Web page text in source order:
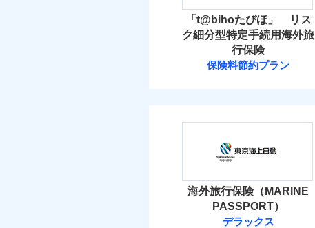
「t@bihoたびほ」 リス
ク細分型特定手続用海外旅
行保険
保険料節約プラン
海外旅行保険（MARINE
PASSPORT）
デラックス